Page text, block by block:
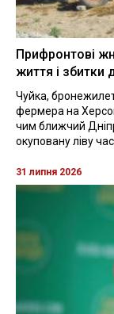
Прифронтові
життя і збитки
Чуйка,
фермера на
чим ближчий
окуповану ліву
31 липня 2026